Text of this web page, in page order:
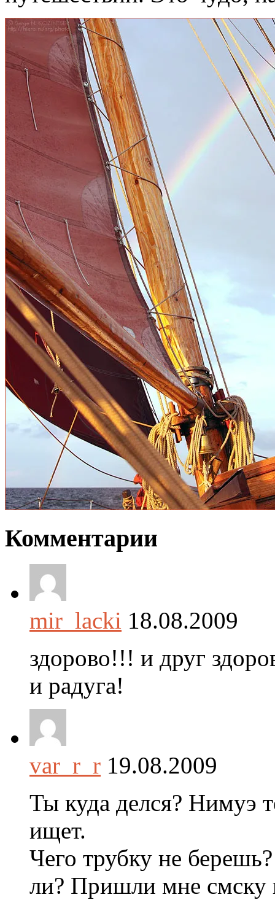
Комментарии
mir_lacki 18.08.2009
здорово!!! и друг
и радуга!
var_r_r 19.08.2009
Ты куда делся? Нимуэ
ищет.
Чего трубку не
ли? Пришли мне смску